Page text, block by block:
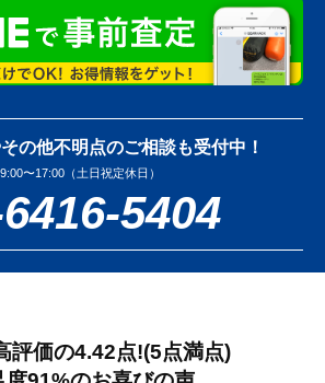
の他不明点のご相談も受付中！
9:00〜17:00（土日祝定休日）
5404
評価の4.42点!(5点満点)